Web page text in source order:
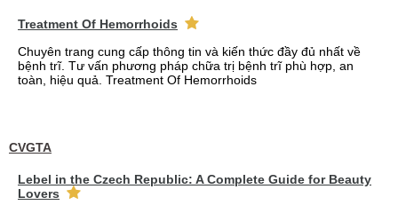
Treatment Of Hemorrhoids
Chuyên trang cung cấp thông tin và kiến thức đầy đủ nhất về
bệnh trĩ. Tư vấn phương pháp chữa trị bệnh trĩ phù hợp, an
toàn, hiệu quả. Treatment Of Hemorrhoids
CVGTA
Lebel in the Czech Republic: A Complete Guide for Beauty
Lovers